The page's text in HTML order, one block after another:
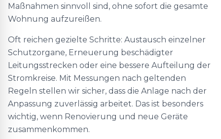
Maßnahmen sinnvoll sind, ohne sofort die gesamte
Wohnung aufzureißen.
Oft reichen gezielte Schritte: Austausch einzelner
Schutzorgane, Erneuerung beschädigter
Leitungsstrecken oder eine bessere Aufteilung der
Stromkreise. Mit Messungen nach geltenden
Regeln stellen wir sicher, dass die Anlage nach der
Anpassung zuverlässig arbeitet. Das ist besonders
wichtig, wenn Renovierung und neue Geräte
zusammenkommen.